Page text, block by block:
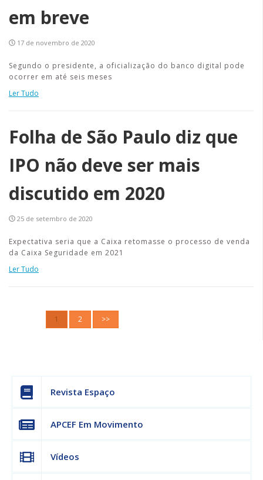
em breve
17 de novembro de 2020
Segundo o presidente, a oficialização do banco digital pode
ocorrer em até seis meses
Ler Tudo
Folha de São Paulo diz que
IPO não deve ser mais
discutido em 2020
25 de setembro de 2020
Expectativa seria que a Caixa retomasse o processo de venda
da Caixa Seguridade em 2021
Ler Tudo
1 2 >>
Revista Espaço
APCEF Em Movimento
Vídeos